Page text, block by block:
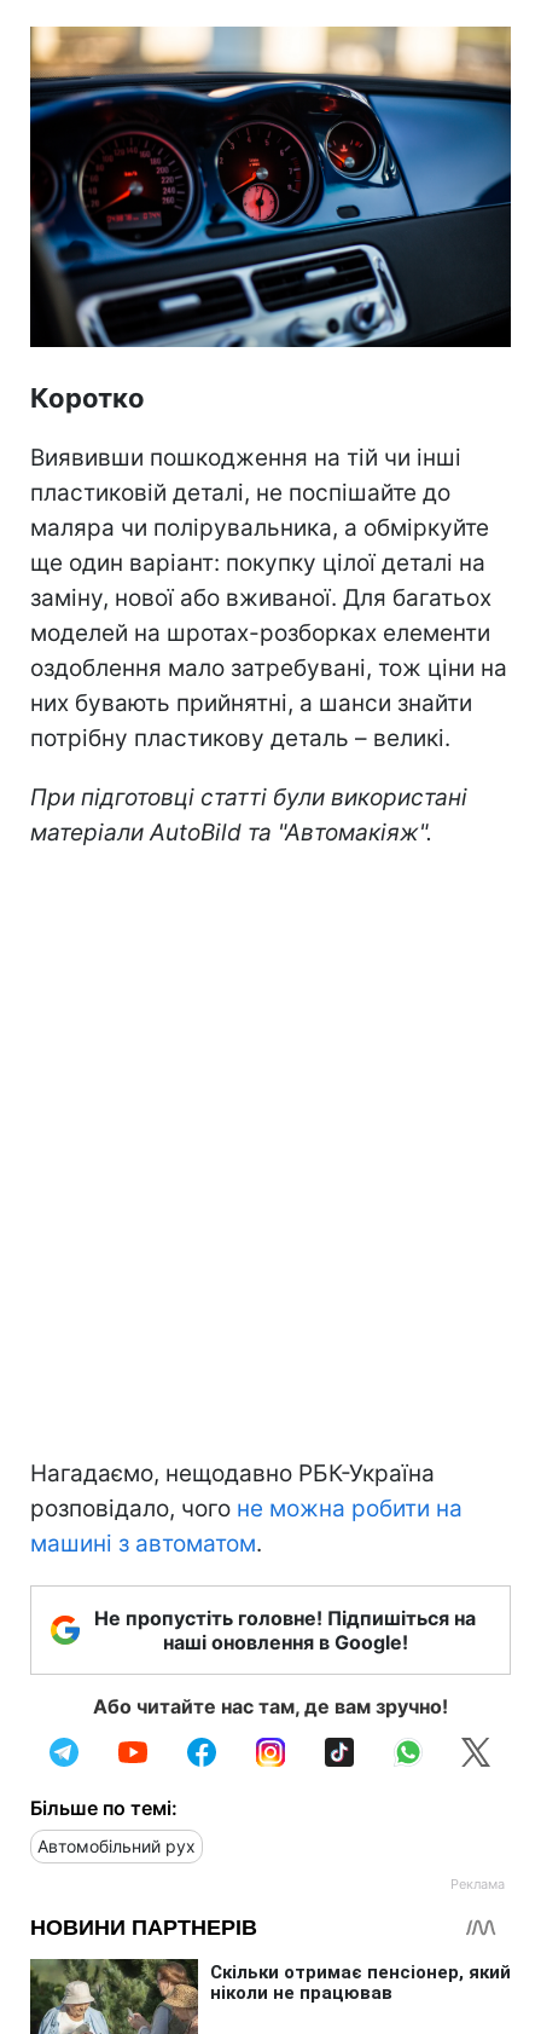
Коротко
Виявивши пошкодження на тій чи інші
пластиковій деталі, не поспішайте до
маляра чи полірувальника, а обміркуйте
ще один варіант: покупку цілої деталі на
заміну, нової або вживаної. Для багатьох
моделей на шротах-розборках елементи
оздоблення мало затребувані, тож ціни на
них бувають прийнятні, а шанси знайти
потрібну пластикову деталь – великі.
При підготовці статті були використані
матеріали AutoBild та "Автомакіяж".
Нагадаємо, нещодавно РБК-Україна
розповідало, чого не можна робити на
машині з автоматом.
Не пропустіть головне! Підпишіться на
наші оновлення в Google!
Або читайте нас там, де вам зручно!
Більше по темі:
Автомобільний рух